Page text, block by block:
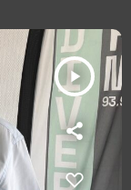
play_arrow